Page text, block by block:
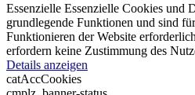
Essenzielle Essenzielle Cookies und
grundlegende Funktionen und sind
Funktionieren der Website
erfordern keine Zustimmung des
Details anzeigen
catAccCookies